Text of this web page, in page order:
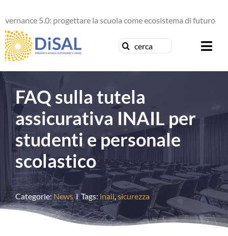
al
contenuto
5.0: progettare la scuola come ecosistema di futuro
Cerca
News
Formazione
Concorsi
Pubblicazioni
FAQ sulla tutela
assicurativa INAIL per
studenti e personale
scolastico
Categorie:News I Tags:inail,sicurezza